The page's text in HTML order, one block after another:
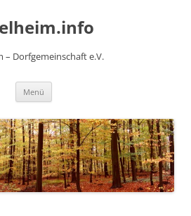
– Dorfgemeinschaft e.V.
Menü